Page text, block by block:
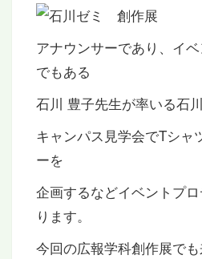
アナウンサーであり、イ
でもある
石川 豊子先生が率いる石川
キャンパス見学会でTシャ
ーを
企画するなどイベントプ
ります。
今回の広報学科創作展で